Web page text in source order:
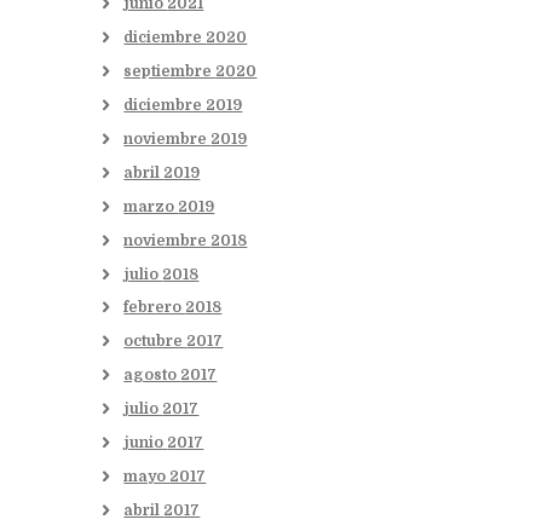
junio 2021
diciembre 2020
septiembre 2020
diciembre 2019
noviembre 2019
abril 2019
marzo 2019
noviembre 2018
julio 2018
febrero 2018
octubre 2017
agosto 2017
julio 2017
junio 2017
mayo 2017
abril 2017